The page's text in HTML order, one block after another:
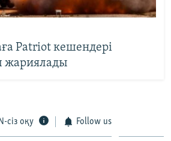
Patriot кешендері
жариялады
сіз оқу Follow us